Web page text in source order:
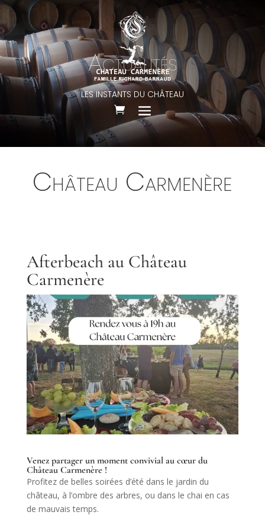
Actualités
LES INSTANTS DU CHÂTEAU
Château Carmenère
Afterbeach au Château
Carmenère
Venez partager un moment convivial au cœur du
Château Carmenère !
Profitez de belles soirées d’été dans le jardin du
château, à l’ombre des arbres, ou dans le chai en cas
de mauvais temps.